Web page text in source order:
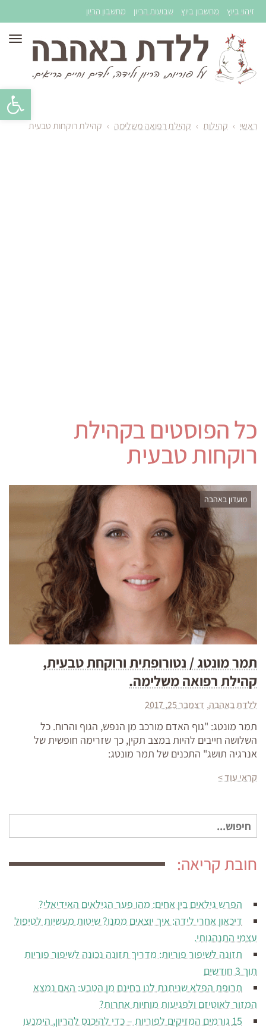
זיהוי ביוץ מחשבון ביוץ שבועות הריון מחשבון הריון
ראשי › קהילות › קהילת רפואה משלימה › קהילת רוקחות טבעית
כל הפוסטים בקהילת
רוקחות טבעית
מועדון באהבה
תמר מונטג / נטורופתית ורוקחת טבעית,
קהילת רפואה משלימה.
ללדת באהבה דצמבר 25, 2017
תמר מונטג: "גוף האדם מורכב מן הנפש, הגוף והרוח. כל
השלושה חייבים להיות במצב תקין, כך שזרימה חופשית של
אנרגיה תושג" התכנים של תמר מונטג:
קראי עוד >
חיפוש
עבור:
חובת קריאה:
הפרש גילאים בין אחים: מהו פער הגילאים האידיאלי?
דיכאון אחרי לידה: איך יוצאים ממנו? שיטות מעשיות לטיפול
עצמי התנהגותי.
תזונה לשיפור פוריות: מדריך תזונה נכונה לשיפור פוריות
תוך 3 חודשים
תרופת הפלא שניתנת לנו בחינם מן הטבע: האם נמצא
המזור לאוטיזם ולפגיעות מוחיות אחרות?
15 גורמים המזיקים לפוריות – כדי להיכנס להריון, הימנעו
פתח